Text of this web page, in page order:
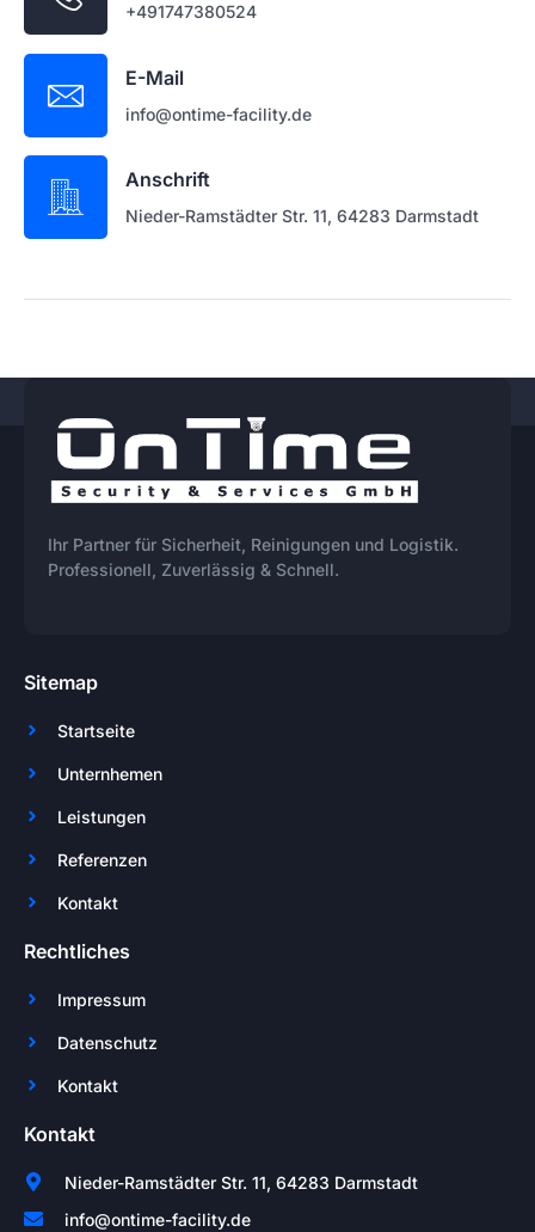
+491747380524
E-Mail
info@ontime-facility.de
Anschrift
Nieder-Ramstädter Str. 11, 64283 Darmstadt
Ihr Partner für Sicherheit, Reinigungen und Logistik.
Professionell, Zuverlässig & Schnell.
Sitemap
Startseite
Unternhemen
Leistungen
Referenzen
Kontakt
Rechtliches
Impressum
Datenschutz
Kontakt
Kontakt
Nieder-Ramstädter Str. 11, 64283 Darmstadt
info@ontime-facility.de